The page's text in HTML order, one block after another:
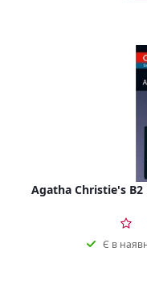
Agatha Christie's
Є в